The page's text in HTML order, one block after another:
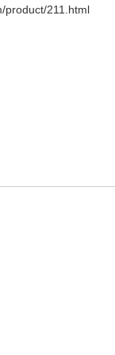
product/211.html